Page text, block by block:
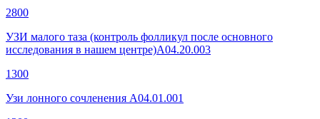
2800
УЗИ малого таза (контроль фолликул после основного
исследования в нашем центре)A04.20.003
1300
Узи лонного сочленения A04.01.001